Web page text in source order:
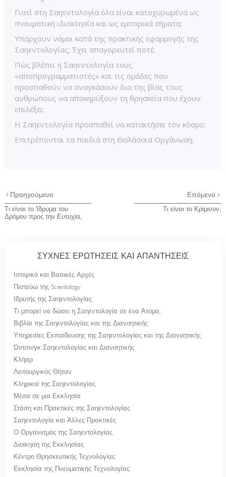
Γιατί στη Σαηεντολογία όλα είναι κατοχυρωμένα ως
πνευματική ιδιοκτησία και ως εμπορικά σήματα;
Υπάρχουν νόμοι κατά της πρακτικής εφαρμογής της
Σαηεντολογίας; Έχει απαγορευτεί ποτέ;
Πώς βλέπει η Σαηεντολογία τους
«αποπρογραμματιστές» και τις ομάδες που
προσπαθούν να αναγκάσουν δια της βίας τους
ανθρώπους να αποκηρύξουν τη θρησκεία που έχουν
επιλέξει;
Η Σαηεντολογία προσπαθεί να κατακτήσει τον κόσμο;
Επιτρέπονται τα παιδιά στη Θαλάσσια Οργάνωση;
Προηγούμενο
Τι είναι το Ίδρυμα του
Δρόμου προς την Ευτυχία;
Επόμενο
Τι είναι το Κρίμινον;
ΣΥΧΝΕΣ ΕΡΩΤΗΣΕΙΣ ΚΑΙ ΑΠΑΝΤΗΣΕΙΣ
Ιστορικό και Βασικές Αρχές
Πιστεύω της Scientology
Ιδρυτής της Σαηεντολογίας
Τι μπορεί να δώσει η Σαηεντολογία σε ένα Άτομο;
Βιβλία της Σαηεντολογίας και της Διανοητικής
Υπηρεσίες Εκπαίδευσης της Σαηεντολογίας και της Διανοητικής
Ώντιτινγκ Σαηεντολογίας και Διανοητικής
Κλήαρ
Λειτουργικός Θήταν
Κληρικοί της Σαηεντολογίας
Μέσα σε μια Εκκλησία
Στάση και Πρακτικές της Σαηεντολογίας
Σαηεντολογία και Άλλες Πρακτικές
Ο Οργανισμός της Σαηεντολογίας
Διοίκηση της Εκκλησίας
Κέντρο Θρησκευτικής Τεχνολογίας
Εκκλησία της Πνευματικής Τεχνολογίας